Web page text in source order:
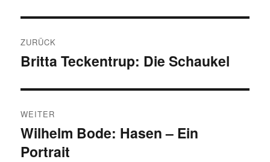
ZURÜCK
Vorheriger
Britta Teckentrup: Die Schaukel
WEITER
Nächster
Beitrag:
Wilhelm Bode: Hasen – Ein
Portrait